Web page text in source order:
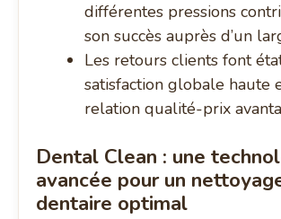
différentes pressions
son succès auprès d’un
Les retours clients font
satisfaction globale haute
relation qualité-prix
Dental Clean : une
avancée pour un
dentaire optimal